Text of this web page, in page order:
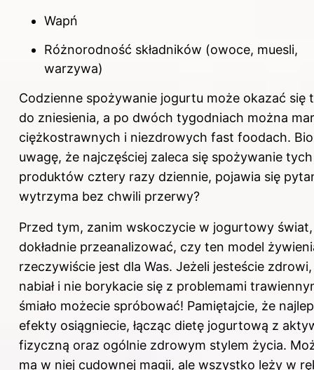
Wapń
Różnorodność składników (owoce, muesli,
warzywa)
Codzienne spożywanie jogurtu może okazać się
do zniesienia, a po dwóch tygodniach można
ciężkostrawnych i niezdrowych fast foodach.
uwagę, że najczęściej zaleca się spożywanie tych
produktów cztery razy dziennie, pojawia się
wytrzyma bez chwili przerwy?
Przed tym, zanim wskoczycie w jogurtowy
dokładnie przeanalizować, czy ten model
rzeczywiście jest dla Was. Jeżeli jesteście
nabiał i nie borykacie się z problemami
śmiało możecie spróbować! Pamiętajcie, że
efekty osiągniecie, łącząc dietę jogurtową z
fizyczną oraz ogólnie zdrowym stylem życia.
ma w niej cudownej magii, ale wszystko leży w